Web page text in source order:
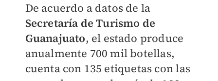
De acuerdo a datos de la
Secretaría de Turismo de
Guanajuato, el estado produce
anualmente 700 mil botellas,
cuenta con 135 etiquetas con las